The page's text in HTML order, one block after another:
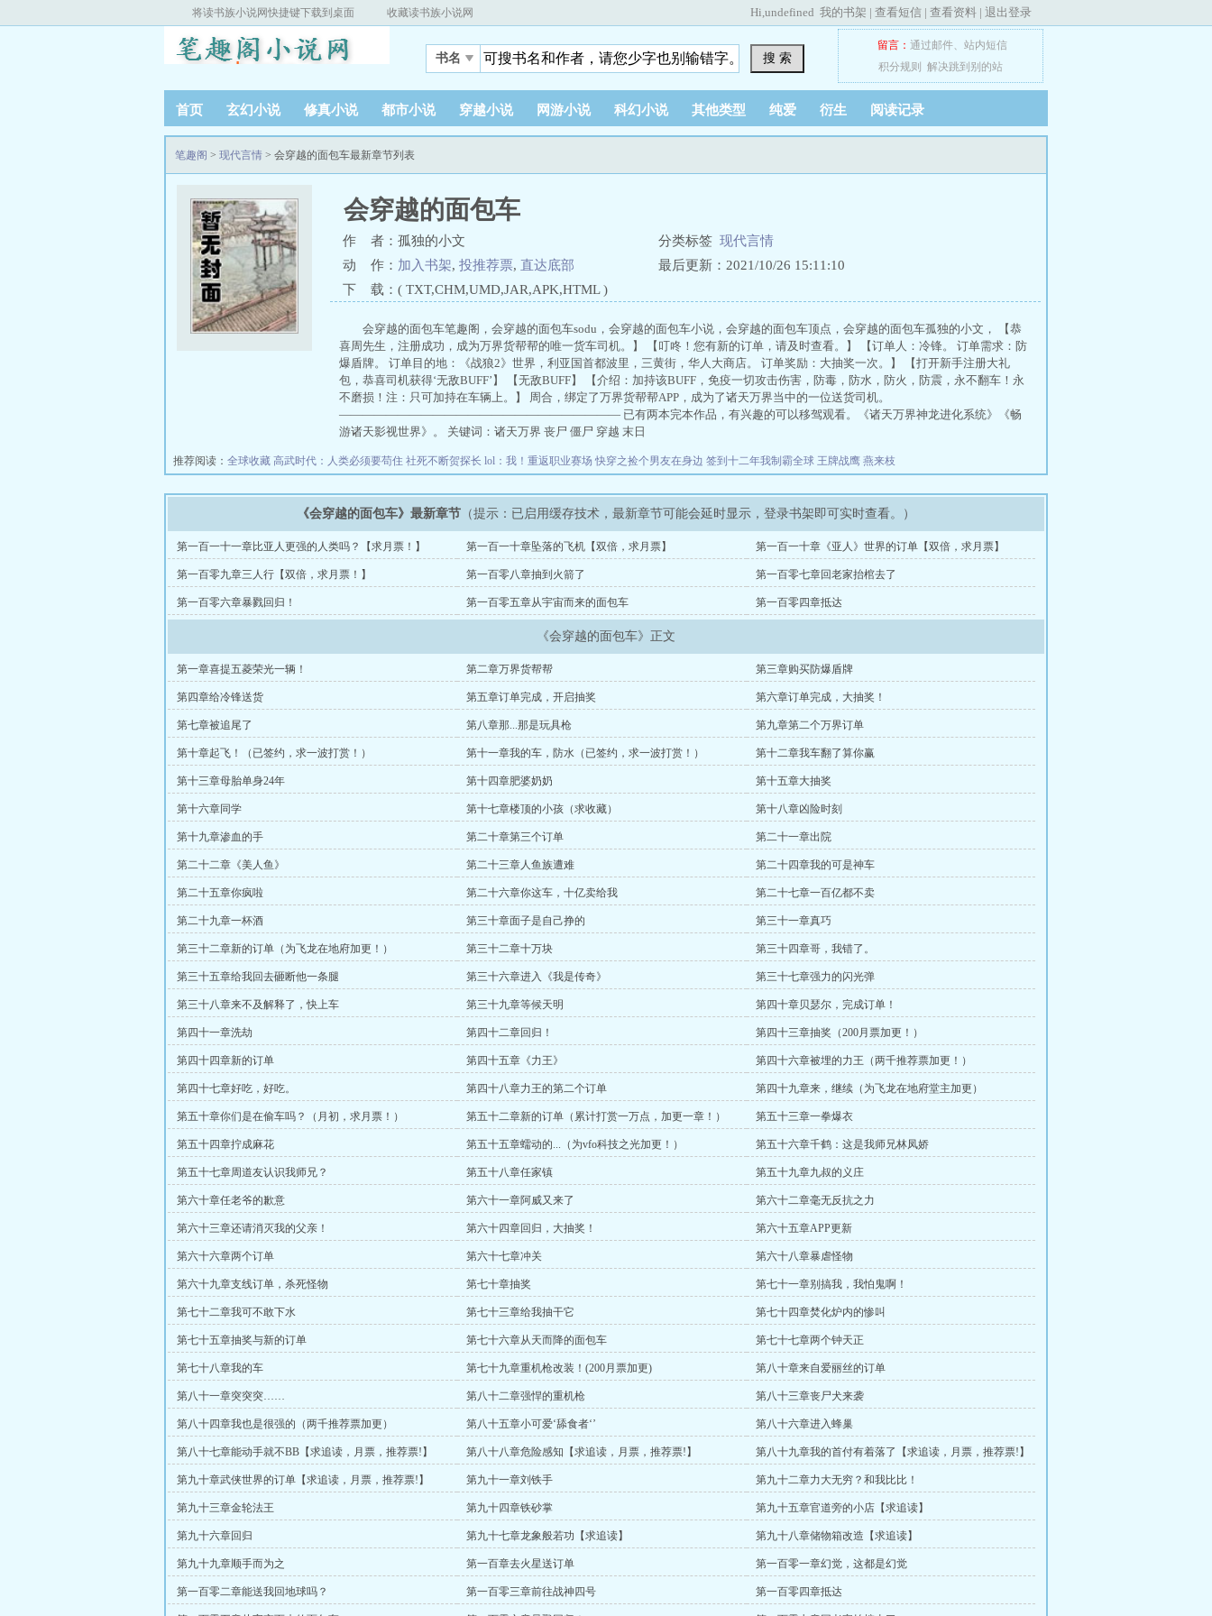
将读书族小说网快捷键下载到桌面 收藏读书族小说网 Hi,undefined 我的书架 | 查看短信 | 查看资料 | 退出登录
书名 搜 索
留言： 通过邮件、 站内短信
积分规则
解决跳到别的站
首页 玄幻小说 修真小说 都市小说 穿越小说 网游小说 科幻小说 其他类型 纯爱 衍生 阅读记录
笔趣阁 > 现代言情 > 会穿越的面包车最新章节列表
会穿越的面包车
作 者：孤独的小文 分类标签 现代言情
动 作： 加入书架, 投推荐票, 直达底部
最后更新：2021/10/26 15:11:10
下 载：( TXT,CHM,UMD,JAR,APK,HTML )
会穿越的面包车笔趣阁，会穿越的面包车sodu，会穿越的面包车小说，会穿越的面包车顶点，会穿越的面包车孤独的小文， 【恭
喜周先生，注册成功，成为万界货帮帮的唯一货车司机。】 【叮咚！您有新的订单，请及时查看。】 【订单人：冷锋。 订单需求：防
爆盾牌。 订单目的地：《战狼2》世界，利亚国首都波里，三黄街，华人大商店。 订单奖励：大抽奖一次。】 【打开新手注册大礼
包，恭喜司机获得‘无敌BUFF’】 【无敌BUFF】 【介绍：加持该BUFF，免疫一切攻击伤害，防毒，防水，防火，防震，永不翻车！永
不磨损！注：只可加持在车辆上。】 周合，绑定了万界货帮帮APP，成为了诸天万界当中的一位送货司机。
———————————————————————— 已有两本完本作品，有兴趣的可以移驾观看。《诸天万界神龙进化系统》《畅
游诸天影视世界》。 关键词：诸天万界 丧尸 僵尸 穿越 末日
推荐阅读： 全球收藏 高武时代：人类必须要苟住 社死不断贺探长 lol：我！重返职业赛场 快穿之捡个男友在身边 签到十二年我制霸全球 王牌战鹰 燕来枝
《会穿越的面包车》最新章节 （提示：已启用缓存技术，最新章节可能会延时显示，登录书架即可实时查看。）
第一百一十一章比亚人更强的人类吗？【求月票！】 第一百一十章坠落的飞机【双倍，求月票】 第一百一十章《亚人》世界的订单【双倍，求月票】
第一百零九章三人行【双倍，求月票！】 第一百零八章抽到火箭了 第一百零七章回老家抬棺去了
第一百零六章暴戮回归！ 第一百零五章从宇宙而来的面包车 第一百零四章抵达
《会穿越的面包车》正文
第一章喜提五菱荣光一辆！ 第二章万界货帮帮 第三章购买防爆盾牌
第四章给冷锋送货 第五章订单完成，开启抽奖 第六章订单完成，大抽奖！
第七章被追尾了 第八章那...那是玩具枪 第九章第二个万界订单
第十章起飞！（已签约，求一波打赏！） 第十一章我的车，防水（已签约，求一波打赏！） 第十二章我车翻了算你赢
第十三章母胎单身24年 第十四章肥婆奶奶 第十五章大抽奖
第十六章同学 第十七章楼顶的小孩（求收藏） 第十八章凶险时刻
第十九章渗血的手 第二十章第三个订单 第二十一章出院
第二十二章《美人鱼》 第二十三章人鱼族遭难 第二十四章我的可是神车
第二十五章你疯啦 第二十六章你这车，十亿卖给我 第二十七章一百亿都不卖
第二十九章一杯酒 第三十章面子是自己挣的 第三十一章真巧
第三十二章新的订单（为飞龙在地府加更！） 第三十二章十万块 第三十四章哥，我错了。
第三十五章给我回去砸断他一条腿 第三十六章进入《我是传奇》 第三十七章强力的闪光弹
第三十八章来不及解释了，快上车 第三十九章等候天明 第四十章贝瑟尔，完成订单！
第四十一章洗劫 第四十二章回归！ 第四十三章抽奖（200月票加更！）
第四十四章新的订单 第四十五章《力王》 第四十六章被埋的力王（两千推荐票加更！）
第四十七章好吃，好吃。 第四十八章力王的第二个订单 第四十九章来，继续（为飞龙在地府堂主加更）
第五十章你们是在偷车吗？（月初，求月票！） 第五十二章新的订单（累计打赏一万点，加更一章！） 第五十三章一拳爆衣
第五十四章拧成麻花 第五十五章蠕动的...（为vfo科技之光加更！） 第五十六章千鹤：这是我师兄林凤娇
第五十七章周道友认识我师兄？ 第五十八章任家镇 第五十九章九叔的义庄
第六十章任老爷的歉意 第六十一章阿威又来了 第六十二章毫无反抗之力
第六十三章还请消灭我的父亲！ 第六十四章回归，大抽奖！ 第六十五章APP更新
第六十六章两个订单 第六十七章冲关 第六十八章暴虐怪物
第六十九章支线订单，杀死怪物 第七十章抽奖 第七十一章别搞我，我怕鬼啊！
第七十二章我可不敢下水 第七十三章给我抽干它 第七十四章焚化炉内的惨叫
第七十五章抽奖与新的订单 第七十六章从天而降的面包车 第七十七章两个钟天正
第七十八章我的车 第七十九章重机枪改装！(200月票加更) 第八十章来自爱丽丝的订单
第八十一章突突突…… 第八十二章强悍的重机枪 第八十三章丧尸犬来袭
第八十四章我也是很强的（两千推荐票加更） 第八十五章小可爱‘舔食者‘’ 第八十六章进入蜂巢
第八十七章能动手就不BB【求追读，月票，推荐票!】 第八十八章危险感知【求追读，月票，推荐票!】 第八十九章我的首付有着落了【求追读，月票，推荐票!】
第九十章武侠世界的订单【求追读，月票，推荐票!】 第九十一章刘铁手 第九十二章力大无穷？和我比比！
第九十三章金轮法王 第九十四章铁砂掌 第九十五章官道旁的小店【求追读】
第九十六章回归 第九十七章龙象般若功【求追读】 第九十八章储物箱改造【求追读】
第九十九章顺手而为之 第一百章去火星送订单 第一百零一章幻觉，这都是幻觉
第一百零二章能送我回地球吗？ 第一百零三章前往战神四号 第一百零四章抵达